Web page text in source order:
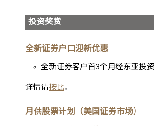
投资奖赏
全新证券户口迎新优惠
全新证券客户首3个月经东亚投
详情请按此。
月供股票计划（美国证券市场）